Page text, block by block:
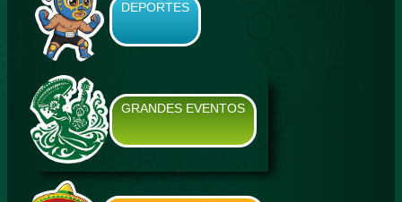
DEPORTES
GRANDES EVENTOS